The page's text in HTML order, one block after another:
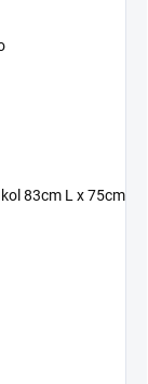
83cm L x 75cm